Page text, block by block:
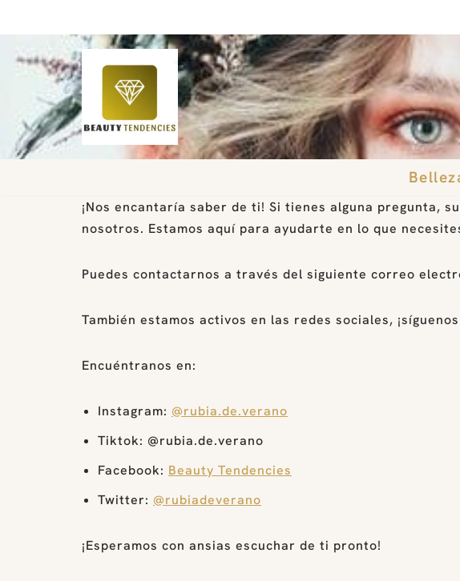
al
contenido
¡Nos encantaría saber de ti! Si tienes alguna pregunta,
nosotros. Estamos aquí para ayudarte en lo que
Puedes contactarnos a través del siguiente correo
También estamos activos en las redes sociales,
Encuéntranos en:
Instagram: @rubia.de.verano
Tiktok: @rubia.de.verano
Facebook: Beauty Tendencies
Twitter: @rubiadeverano
¡Esperamos con ansias escuchar de ti pronto!